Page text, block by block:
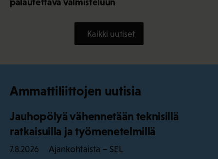
Kaikki uutiset
Ammattiliittojen uutisia
Jauhopölyä vähennetään teknisillä
ratkaisuilla ja työmenetelmillä
7.8.2026 Ajankohtaista – SEL